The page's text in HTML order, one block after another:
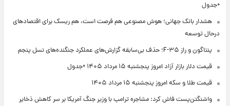
+جدول
هشدار بانک جهانی؛ هوش مصنوعی هم فرصت است، هم ریسک برای اقتصادهای
درحال توسعه
پنتاگون و راز F-۳۵؛ حذف بی‌سابقه گزارش‌های عملکرد جنگنده‌های نسل پنجم
قیمت دلار بازار آزاد امروز پنجشنبه ۱۵ مرداد ۱۴۰۵ +جدول
قیمت طلا و سکه امروز پنجشنبه ۱۵ مرداد ۱۴۰۵
واشنگتن‌پست فاش کرد: مشاجره ترامپ با وزیر جنگ آمریکا بر سر کاهش ذخایر